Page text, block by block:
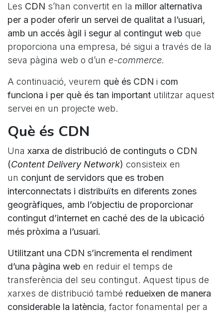
Les CDN s’han convertit en la millor alternativa
per a poder oferir un servei de qualitat a l’usuari,
amb un accés àgil i segur al contingut web que
proporciona una empresa, bé sigui a través de la
seva pàgina web o d’un e-commerce.
A continuació, veurem què és CDN i com
funciona i per què és tan important utilitzar aquest
servei en un projecte web.
Què és CDN
Una xarxa de distribució de continguts o CDN
(Content Delivery Network) consisteix en
un conjunt de servidors que es troben
interconnectats i distribuïts en diferents zones
geogràfiques, amb l’objectiu de proporcionar
contingut d’internet en caché des de la ubicació
més pròxima a l’usuari.
Utilitzant una CDN s’incrementa el rendiment
d’una pàgina web en reduir el temps de
transferència del seu contingut. Aquest tipus de
xarxes de distribució també redueixen de manera
considerable la latència, factor fonamental per a